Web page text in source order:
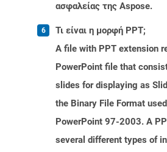
ασφαλείας της Aspose.
Τι είναι η μορφή PPT;
A file with PPT extension
PowerPoint file that
slides for displaying as
the Binary File Format
PowerPoint 97-2003. A
several different types of